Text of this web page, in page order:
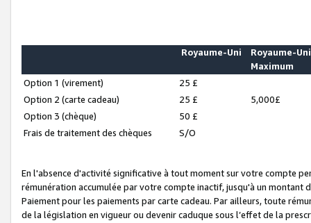
Royaume-Uni
Royaume-Uni
Maximum
Option 1 (virement)
25 £
Option 2 (carte cadeau)
25 £
5,000£
Option 3 (chèque)
50 £
Frais de traitement des chèques
S/O
En l'absence d'activité significative à tout moment sur votre compte
rémunération accumulée par votre compte inactif, jusqu'à un montant
Paiement pour les paiements par carte cadeau. Par ailleurs, toute
de la législation en vigueur ou devenir caduque sous l’effet de la